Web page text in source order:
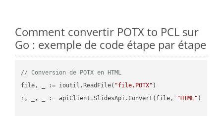
Comment convertir POTX to PCL sur
Go : exemple de code étape par étape
// Conversion de POTX en HTML
file, _ := ioutil.ReadFile( "file.POTX" )
r, _, _ := apiClient.SlidesApi.Convert(file,
"HTML" )